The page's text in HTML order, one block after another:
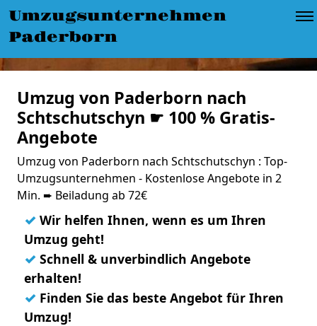
Umzugsunternehmen
Paderborn
Umzug von Paderborn nach
Schtschutschyn ☛ 100 % Gratis-
Angebote
Umzug von Paderborn nach Schtschutschyn : Top-
Umzugsunternehmen - Kostenlose Angebote in 2
Min. ➨ Beiladung ab 72€
✓ Wir helfen Ihnen, wenn es um Ihren
Umzug geht!
✓ Schnell & unverbindlich Angebote
erhalten!
✓ Finden Sie das beste Angebot für Ihren
Umzug!